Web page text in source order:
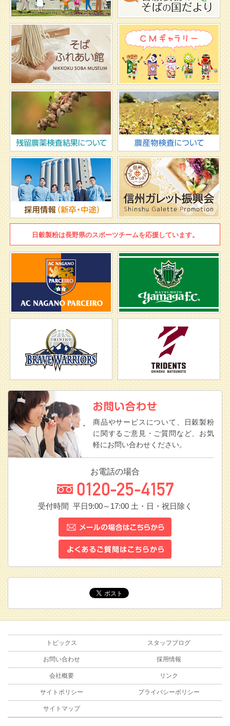
日穀製粉は長野県のスポーツチームを応援しています。
商品やサービスについて、日穀製粉
に関するご意見・ご質問など、お気
軽にお問い合わせください。
お電話の場合
受付時間 平日9:00～17:00土・日・祝日除く
トピックス スタッフブログ
お問い合わせ 採用情報
会社概要 リンク
サイトポリシー プライバシーポリシー
サイトマップ